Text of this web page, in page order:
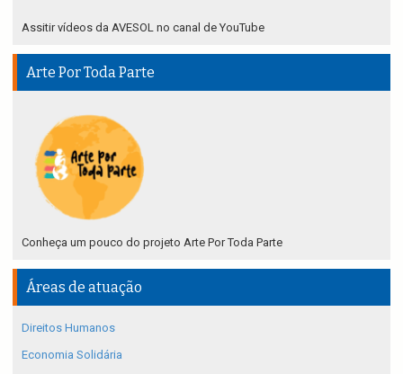
Assitir vídeos da AVESOL no canal de YouTube
Arte Por Toda Parte
Conheça um pouco do projeto Arte Por Toda Parte
Áreas de atuação
Direitos Humanos
Economia Solidária